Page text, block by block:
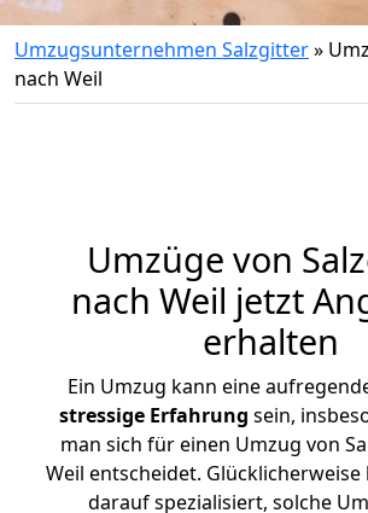
Umzugsunternehmen Salzgitter»
nach Weil
Umzüge von
nach Weil jetzt
erhalten
Ein Umzug kann eine
stressige Erfahrung sein,
man sich für einen Umzug von
Weil entscheidet.
darauf spezialisiert, solche